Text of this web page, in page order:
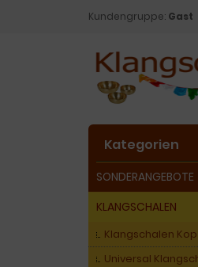
Kundengruppe: Gast
Kategorien
SONDERANGEBOTE
KLANGSCHALEN
Klangschalen
Universal